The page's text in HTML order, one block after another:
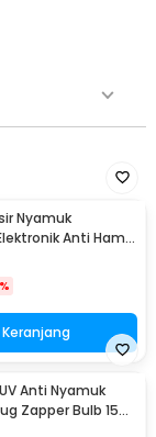
Nyamuk
Anti Hama
- UL1559
Keranjang
Anti Nyamuk
Zapper Bulb 15W
- YC1350